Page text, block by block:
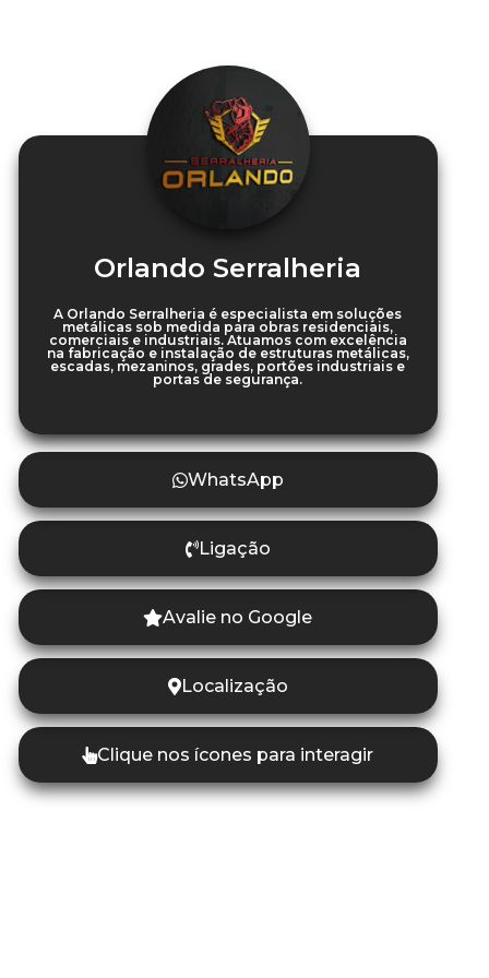
Orlando Serralheria
A Orlando Serralheria é especialista em soluções
metálicas sob medida para obras residenciais,
comerciais e industriais. Atuamos com excelência
na fabricação e instalação de estruturas metálicas,
escadas, mezaninos, grades, portões industriais e
portas de segurança.
WhatsApp
Ligação
Avalie no Google
Localização
Clique nos ícones para interagir